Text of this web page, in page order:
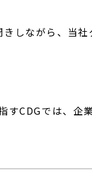
しながら、当社
すCDGでは、企